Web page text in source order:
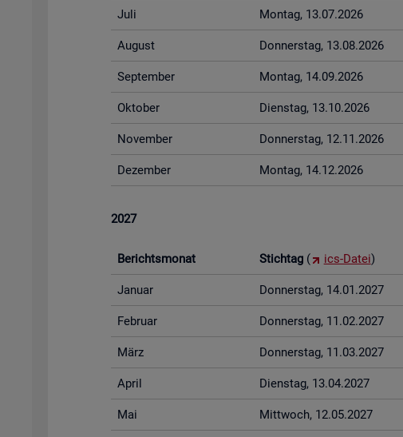
Juli Mon­tag, 13.07.2026
Au­gust Don­ners­tag, 13.08.2026
Sep­tem­ber Mon­tag, 14.09.2026
Ok­to­ber Diens­tag, 13.10.2026
No­vem­ber Don­ners­tag, 12.11.2026
De­zem­ber Mon­tag, 14.12.2026
2027
Be­richts­mo­nat Stich­tag ( ics-Datei)
Ja­nu­ar Don­ners­tag, 14.01.2027
Fe­bru­ar Don­ners­tag, 11.02.2027
März Don­ners­tag, 11.03.2027
April Diens­tag, 13.04.2027
Mai Mitt­woch, 12.05.2027